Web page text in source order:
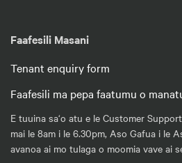
Faafesili Masani
Tenant enquiry form
Faafesili ma pepa faatumu o
E tuuina sa‘o atu e le Customer
mai le 8am i le 6.30pm, Aso Gafua i le
avanoa ai mo tulaga o moomia vave ai